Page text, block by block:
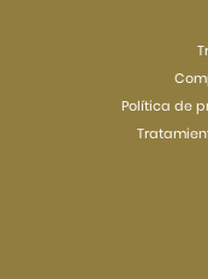
Política de